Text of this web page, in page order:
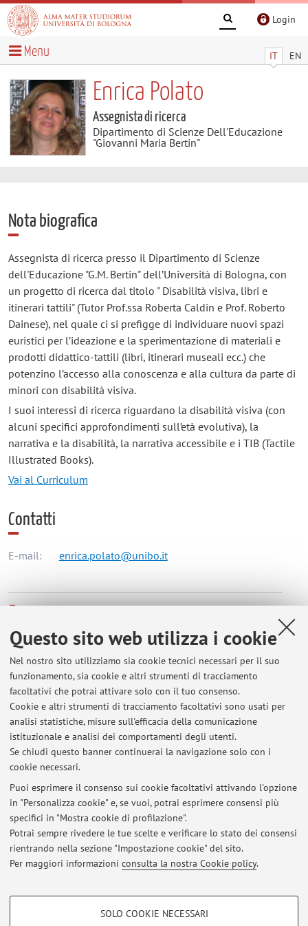
Questo sito web utilizza i cookie
Nel nostro sito utilizziamo sia cookie tecnici necessari per il suo
funzionamento, sia cookie e altri strumenti di tracciamento
facoltativi che potrai attivare solo con il tuo consenso.
Cookie e altri strumenti di tracciamento facoltativi sono usati per
analisi statistiche, misure sull'efficacia della comunicazione
istituzionale e analisi dei comportamenti degli utenti.
Se chiudi questo banner continuerai la navigazione solo con i
cookie necessari.
Puoi esprimere il consenso sui cookie facoltativi attivando l'opzione
in "Personalizza cookie" e, se vuoi, potrai esprimere consensi più
specifici in "Mostra cookie di profilazione".
Potrai sempre rivedere le tue scelte e verificare lo stato dei consensi
rientrando nella sezione "Impostazione cookie" del sito.
Per maggiori informazioni consulta la nostra Cookie policy.
COOKIE DI PROFILAZIONE - FACOLTATIVI
SOLO COOKIE NECESSARI
Login
IT EN
Menu
Enrica Polato
Assegnista di ricerca
Dipartimento di Scienze Dell'Educazione
"Giovanni Maria Bertin"
Nota biografica
Assegnista di ricerca presso il Dipartimento di Scienze
dell'Educazione "G.M. Bertin" dell’Università di Bologna, con
un progetto di ricerca dal titolo " Disabilità visiva, libri e
itinerari tattili" (Tutor Prof.ssa Roberta Caldin e Prof. Roberto
Dainese), nel quale ci si prefigge di individuare nuovi spazi
euristici per l’ideazione e la sperimentazione di materiali e
prodotti didattico-tattili (libri, itinerari museali ecc.) che
potenzino l’accesso alla conoscenza e alla cultura da parte di
minori con disabilità visiva.
I suoi interessi di ricerca riguardano la disabilità visiva (con
alcuni specifici approfondimenti sull’età evolutiva), la
narrativa e la disabilità, la narrativa accessibile e i TIB (Tactile
Illustrated Books).
Vai al Curriculum
Contatti
E-mail: enrica.polato@unibo.it
Dipartimento di Scienze Dell'Educazione "Giovanni
Via Filippo Re 6, Bologna - Vai alla mappa
Risorse in rete
ORCID
Ultimi avvisi
Programma degli eventi legati al Concorso Nazionale per l'editoria
tattile "Tocca a te!
Pubblicato il: 11 ottobre 2023